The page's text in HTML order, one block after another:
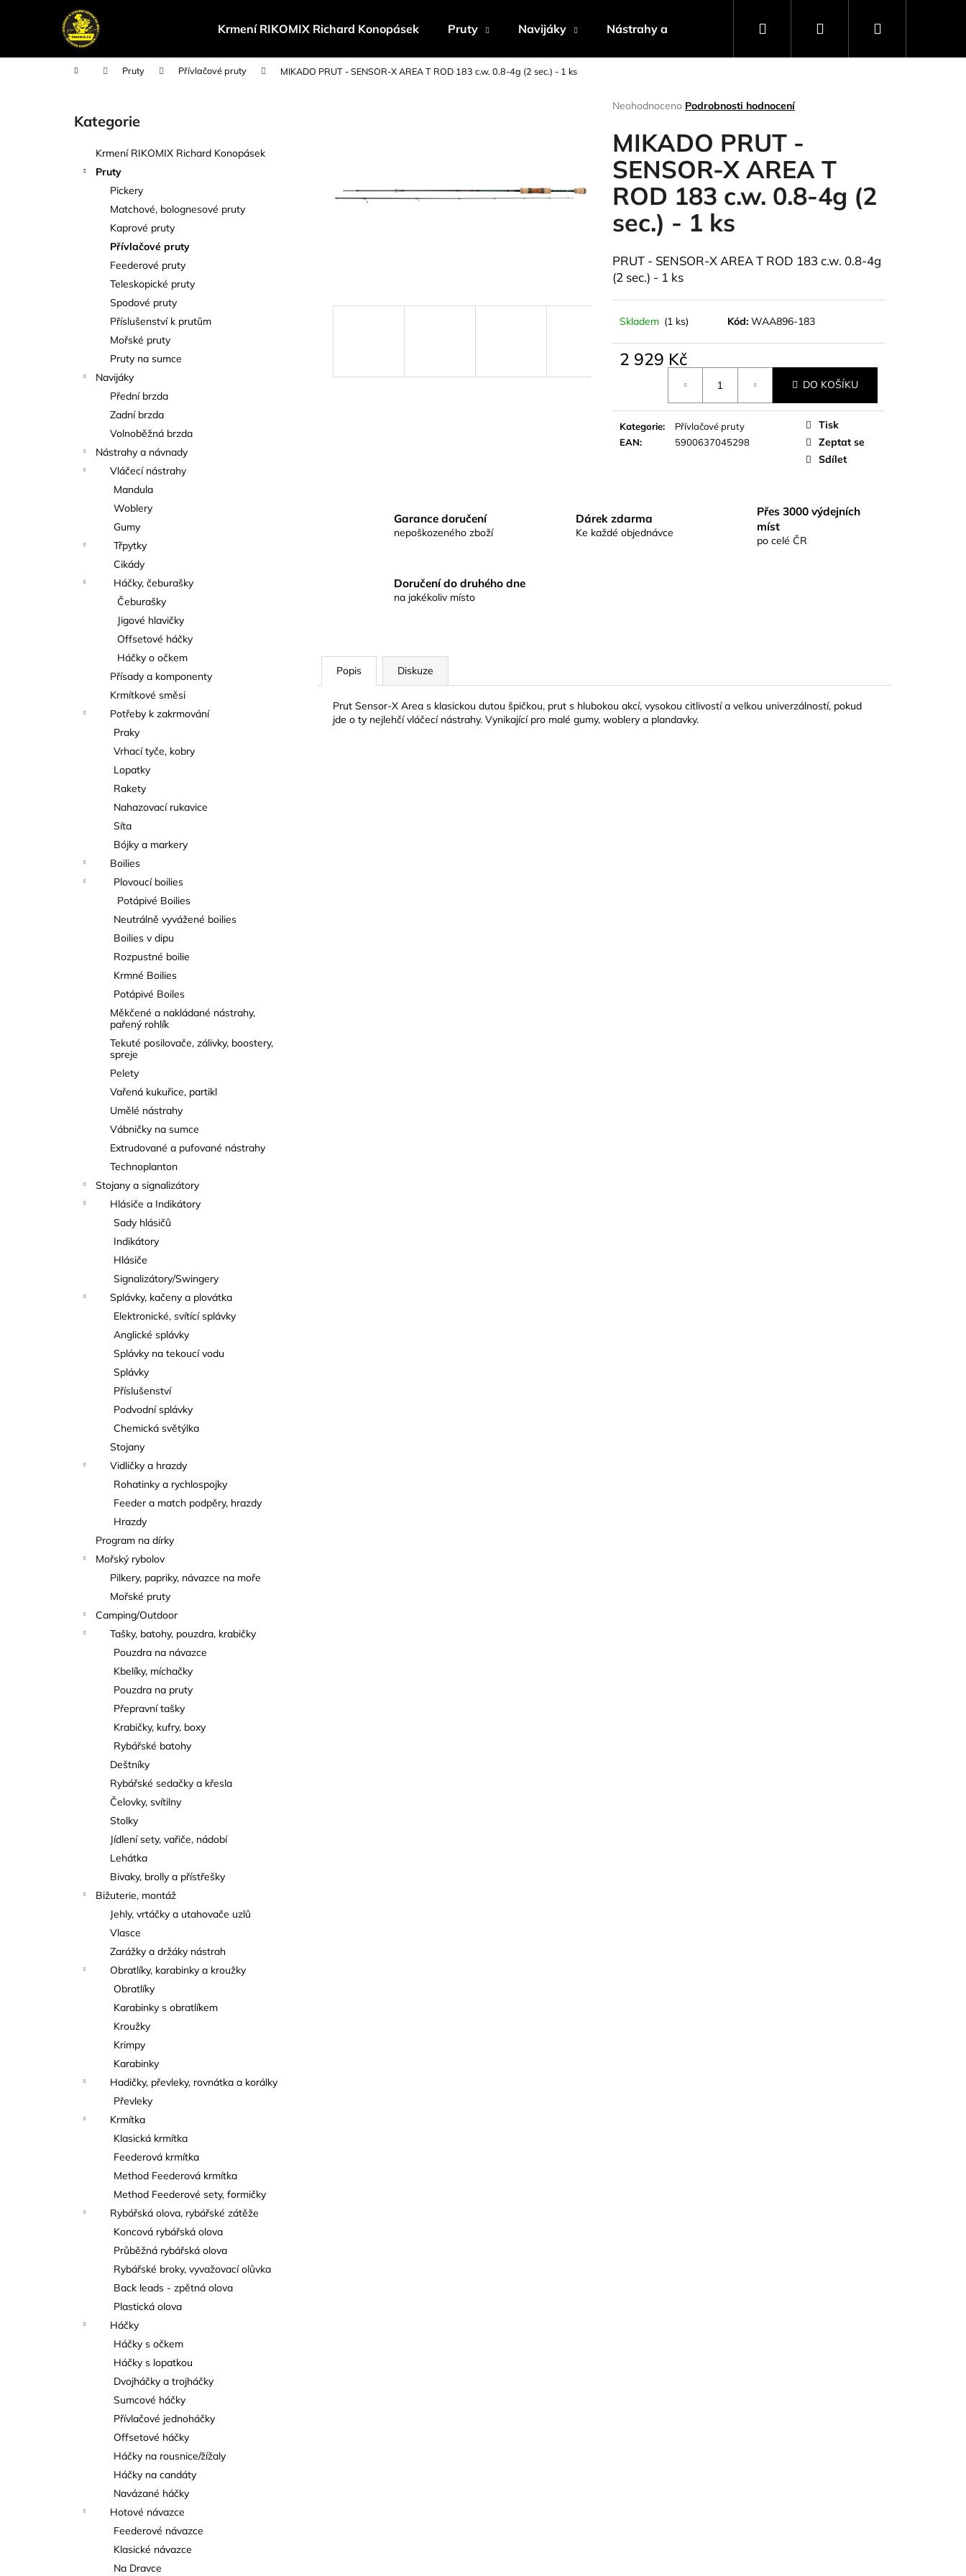
Krmení RIKOMIX Richard Konopásek Pruty Navijáky Nástrahy a návnady Stojany a signalizátory
Hledat PřihlášeníNákupní
Domů Pruty Přívlačové pruty MIKADO PRUT - SENSOR-X AREA T ROD 183 c.w. 0.8-4g (2 sec.) - 1 ks
Přeskočit
kategorie
Kategorie
Krmení RIKOMIX Richard Konopásek
Pruty
Pickery
Matchové, bolognesové pruty
Kaprové pruty
Přívlačové pruty
Feederové pruty
Teleskopické pruty
Spodové pruty
Příslušenství k prutům
Mořské pruty
Pruty na sumce
Navijáky
Přední brzda
Zadní brzda
Volnoběžná brzda
Nástrahy a návnady
Vláčecí nástrahy
Mandula
Woblery
Gumy
Třpytky
Cikády
Háčky, čeburašky
Čeburašky
Jigové hlavičky
Offsetové háčky
Háčky o očkem
Přísady a komponenty
Krmítkové směsi
Potřeby k zakrmování
Praky
Vrhací tyče, kobry
Lopatky
Rakety
Nahazovací rukavice
Síta
Bójky a markery
Boilies
Plovoucí boilies
Potápivé Boilies
Neutrálně vyvážené boilies
Boilies v dipu
Rozpustné boilie
Krmné Boilies
Potápivé Boiles
Měkčené a nakládané nástrahy,
pařený rohlík
Tekuté posilovače, zálivky, boostery,
spreje
Pelety
Vařená kukuřice, partikl
Umělé nástrahy
Vábničky na sumce
Extrudované a pufované nástrahy
Technoplanton
Stojany a signalizátory
Hlásiče a Indikátory
Sady hlásičů
Indikátory
Hlásiče
Signalizátory/Swingery
Splávky, kačeny a plovátka
Elektronické, svítící splávky
Anglické splávky
Splávky na tekoucí vodu
Splávky
Příslušenství
Podvodní splávky
Chemická světýlka
Stojany
Vidličky a hrazdy
Rohatinky a rychlospojky
Feeder a match podpěry, hrazdy
Hrazdy
Program na dírky
Mořský rybolov
Pilkery, papriky, návazce na moře
Mořské pruty
Camping/Outdoor
Tašky, batohy, pouzdra, krabičky
Pouzdra na návazce
Kbelíky, míchačky
Pouzdra na pruty
Přepravní tašky
Krabičky, kufry, boxy
Rybářské batohy
Deštníky
Rybářské sedačky a křesla
Čelovky, svítilny
Stolky
Jídlení sety, vařiče, nádobí
Lehátka
Bivaky, brolly a přístřešky
Bižuterie, montáž
Jehly, vrtáčky a utahovače uzlů
Vlasce
Zarážky a držáky nástrah
Obratlíky, karabinky a kroužky
Obratlíky
Karabinky s obratlíkem
Kroužky
Krimpy
Karabinky
Hadičky, převleky, rovnátka a korálky
Převleky
Krmítka
Klasická krmítka
Feederová krmítka
Method Feederová krmítka
Method Feederové sety, formičky
Rybářská olova, rybářské zátěže
Koncová rybářská olova
Průběžná rybářská olova
Rybářské broky, vyvažovací olůvka
Back leads - zpětná olova
Plastická olova
Háčky
Háčky s očkem
Háčky s lopatkou
Dvojháčky a trojháčky
Sumcové háčky
Přívlačové jednoháčky
Offsetové háčky
Háčky na rousnice/žížaly
Háčky na candáty
Navázané háčky
Hotové návazce
Feederové návazce
Klasické návazce
Na Dravce
Průměrné
produktu
je
0,0
z
5
hvězdiček.
Neohodnoceno Podrobnosti hodnocení
MIKADO PRUT -
SENSOR-X AREA T
ROD 183 c.w. 0.8-4g (2
sec.) - 1 ks
PRUT - SENSOR-X AREA T ROD 183 c.w. 0.8-4g
(2 sec.) - 1 ks
Skladem (1 ks) Kód: WAA896-183
2 929 Kč
DO KOŠÍKU
Kategorie:
Přívlačové pruty
EAN: 5900637045298
Tisk
Zeptat se
Sdílet
Garance doručení
nepoškozeného zboží
Dárek zdarma
Ke každé objednávce
Přes 3000 výdejních
míst
po celé ČR
Doručení do druhého dne
na jakékoliv místo
Popis Diskuze
Prut Sensor-X Area s klasickou dutou špičkou, prut s hlubokou akcí, vysokou citlivostí a velkou univerzálností, pokud
jde o ty nejlehčí vláčecí nástrahy. Vynikající pro malé gumy, woblery a plandavky.
í
Zpět
do
Zpět
do
Co potřebujete najít?
Doporučujeme
KAPROVÁ SMĚS RICHARDA
KONOPÁSKA RIKOMIX KAPR ČERVENÝ
KAPROVÁ SMĚS RICHARDKA